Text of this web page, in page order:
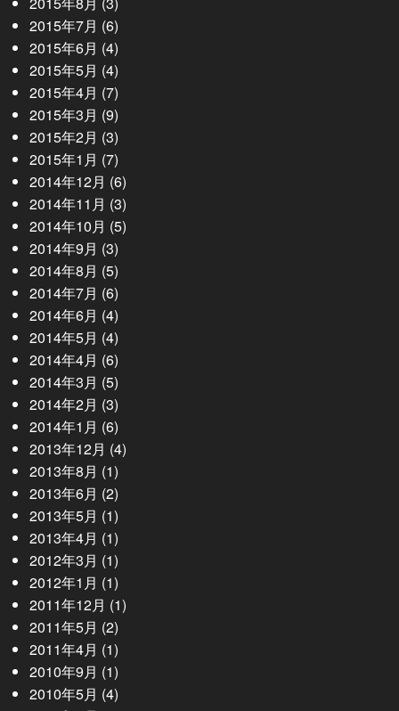
2015年7月 (6)
2015年6月 (4)
2015年5月 (4)
2015年4月 (7)
2015年3月 (9)
2015年2月 (3)
2015年1月 (7)
2014年12月 (6)
2014年11月 (3)
2014年10月 (5)
2014年9月 (3)
2014年8月 (5)
2014年7月 (6)
2014年6月 (4)
2014年5月 (4)
2014年4月 (6)
2014年3月 (5)
2014年2月 (3)
2014年1月 (6)
2013年12月 (4)
2013年8月 (1)
2013年6月 (2)
2013年5月 (1)
2013年4月 (1)
2012年3月 (1)
2012年1月 (1)
2011年12月 (1)
2011年5月 (2)
2011年4月 (1)
2010年9月 (1)
2010年5月 (4)